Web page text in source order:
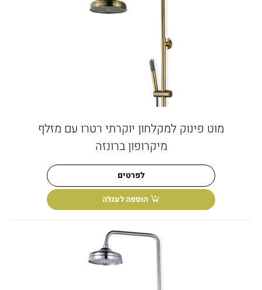
מוט פינוק למקלחון יוקרתי רטרו עם מזלף
מיקרופון ברונזה
לפרטים
הוספה לעגלה